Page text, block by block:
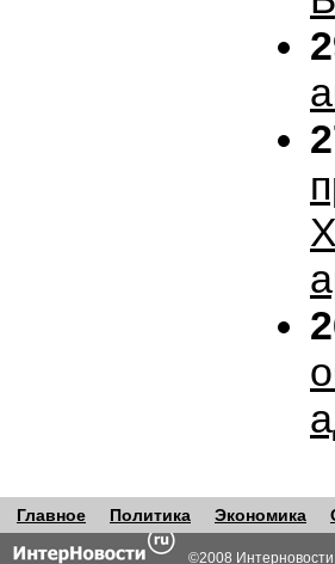
Главное Политика Экономика
©2008